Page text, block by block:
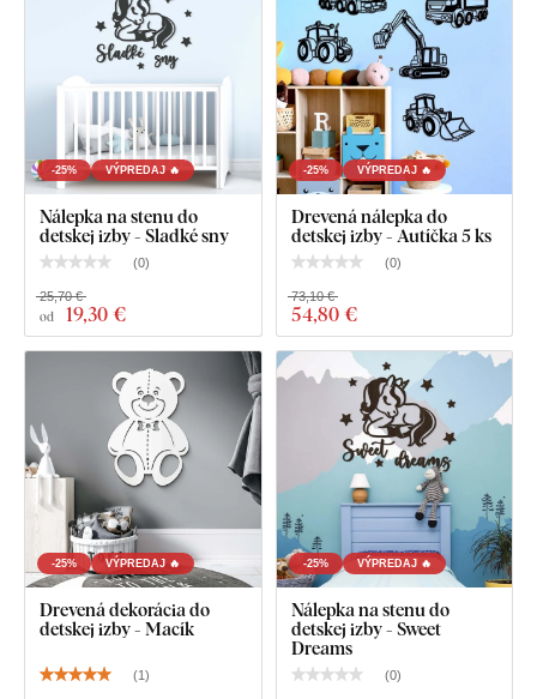
Drevená nálepka na stenu - Hviezdy
-25% VÝPREDAJ 🔥
Nálepka na stenu do
detskej izby - Sladké sny
(0)
od 19,30 €
25,70 €
-25% VÝPREDAJ 🔥
Drevená nálepka do
detskej izby - Autíčka 5 ks
(0)
54,80 €
73,10 €
-25% VÝPREDAJ 🔥
Drevená dekorácia do
detskej izby - Macík
(1)
-25% VÝPREDAJ 🔥
Nálepka na stenu do
detskej izby - Sweet
Dreams
(0)